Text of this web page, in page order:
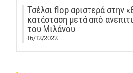
Τσέλσι flop αριστερά στην
κατάσταση μετά από
του Μιλάνου
16/12/2022